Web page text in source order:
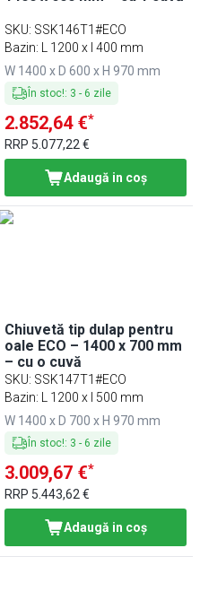
SKU: SSK146T1#ECO
Bazin: L 1200 x l 400 mm
W 1400 x D 600 x H 970 mm
În stoc!: 3 - 6 zile
2.852,64 €*
RRP 5.077,22 €
Adaugă in coş
Chiuvetă tip dulap pentru
oale ECO – 1400 x 700 mm
– cu o cuvă
SKU: SSK147T1#ECO
Bazin: L 1200 x l 500 mm
W 1400 x D 700 x H 970 mm
În stoc!: 3 - 6 zile
3.009,67 €*
RRP 5.443,62 €
Adaugă in coş